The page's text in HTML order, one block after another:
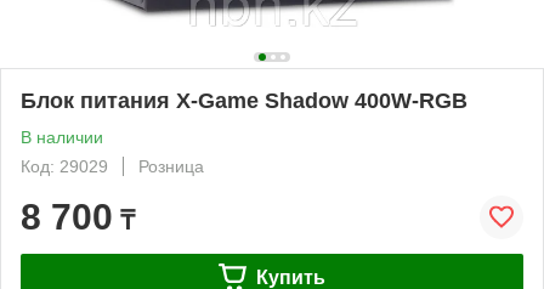
Блок питания X-Game Shadow 400W-RGB
В наличии
Код: 29029
Розница
8 700 ₸
Купить